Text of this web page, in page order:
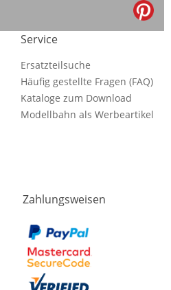
Service
Ersatzteilsuche
Häufig gestellte Fragen (FAQ)
Kataloge zum Download
Modellbahn als Werbeartikel
Zahlungsweisen